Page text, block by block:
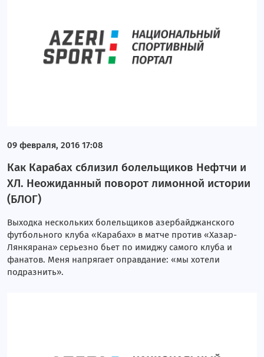
09 февраля, 2016 17:08
Как Карабах сблизил болельщиков Нефтчи и
ХЛ. Неожиданный поворот лимонной истории
(БЛОГ)
Выходка нескольких болельщиков азербайджанского
футбольного клуба «Карабах» в матче против «Хазар-
Лянкярана» серьезно бьет по имиджу самого клуба и
фанатов. Меня напрягает оправдание: «мы хотели
подразнить».